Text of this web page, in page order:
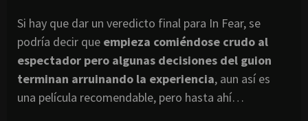
Si hay que dar un veredicto final para In Fear, se
podría decir que empieza comiéndose crudo al
espectador pero algunas decisiones del guion
terminan arruinando la experiencia, aun así es
una película recomendable, pero hasta ahí…